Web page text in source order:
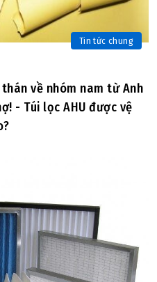
Tin tức chung
về nhóm nam từ Anh
- Túi lọc AHU được vệ